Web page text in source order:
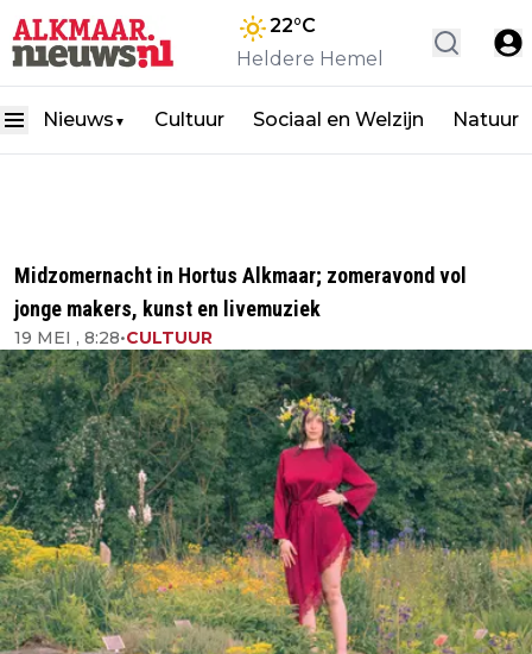
22°C
Heldere Hemel
Nieuws ▼ Cultuur Sociaal en Welzijn Natuur
Midzomernacht in Hortus Alkmaar; zomeravond vol
jonge makers, kunst en livemuziek
19 MEI , 8:28•CULTUUR